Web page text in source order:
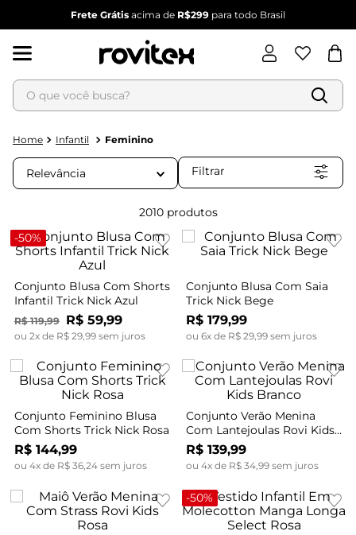
Frete Grátis acima de R$299 para todo Brasil
O que você busca?
Infantil Feminino
Relevância Filtrar
2010 produtos
-50%
Conjunto Blusa Com Shorts
Infantil Trick Nick Azul
R$ 119,99 R$ 59,99
ou 2x de R$ 29, 99sem juros
Conjunto Blusa Com Saia
Trick Nick Bege
R$ 179,99
ou 6x de R$ 29, 99sem juros
Conjunto Feminino Blusa
Com Shorts Trick Nick Rosa
R$ 144,99
ou 4x de R$ 36,24sem juros
Conjunto Verão Menina
Com Lantejoulas Rovi Kids
Branco
R$ 139,99
ou 4x de R$ 34,99sem juros
-50%
Termos mais buscados
1º
blusa feminina
2
3º
vestido
5º
calça feminina
6º conjunto feminino